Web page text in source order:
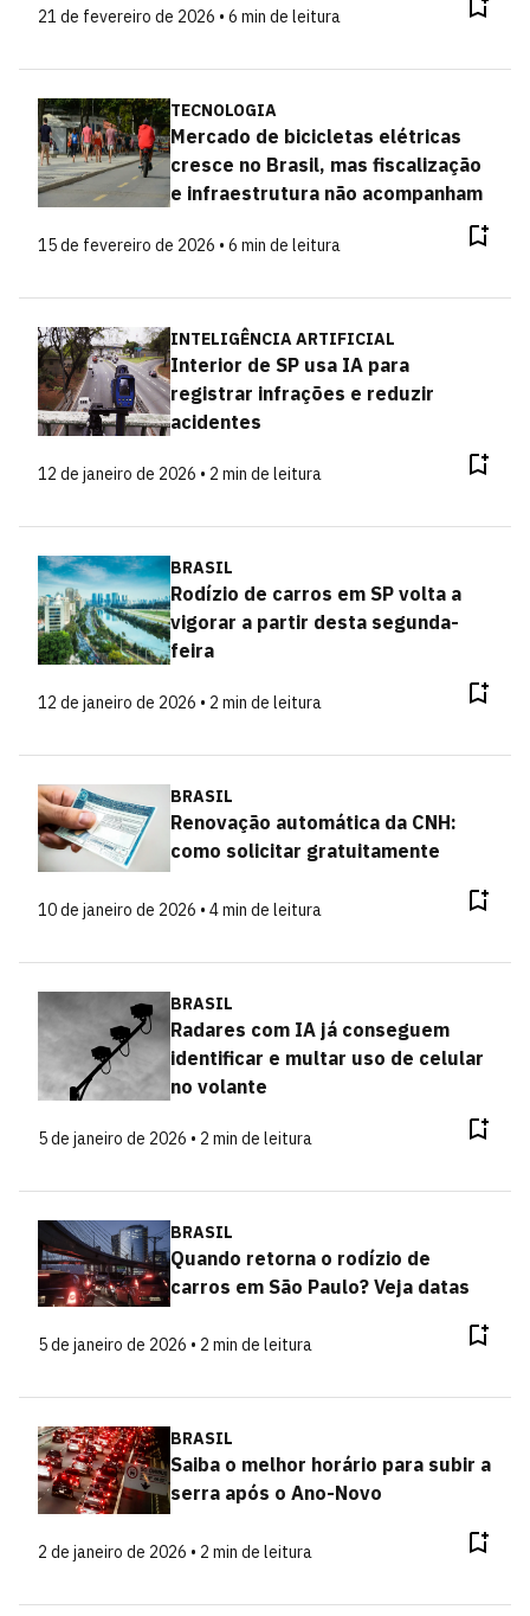
21 de fevereiro de 2026 • 6 min de leitura
TECNOLOGIA
Mercado de bicicletas elétricas
cresce no Brasil, mas fiscalização
e infraestrutura não acompanham
15 de fevereiro de 2026 • 6 min de leitura
INTELIGÊNCIA ARTIFICIAL
Interior de SP usa IA para
registrar infrações e reduzir
acidentes
12 de janeiro de 2026 • 2 min de leitura
BRASIL
Rodízio de carros em SP volta a
vigorar a partir desta segunda-
feira
12 de janeiro de 2026 • 2 min de leitura
BRASIL
Renovação automática da CNH:
como solicitar gratuitamente
10 de janeiro de 2026 • 4 min de leitura
BRASIL
Radares com IA já conseguem
identificar e multar uso de celular
no volante
5 de janeiro de 2026 • 2 min de leitura
BRASIL
Quando retorna o rodízio de
carros em São Paulo? Veja datas
5 de janeiro de 2026 • 2 min de leitura
BRASIL
Saiba o melhor horário para subir a
serra após o Ano-Novo
2 de janeiro de 2026 • 2 min de leitura